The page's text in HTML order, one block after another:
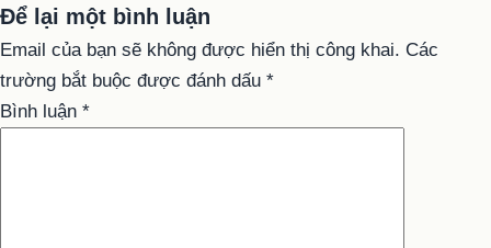
Để lại một bình luận
Email của bạn sẽ không được hiển thị công khai. Các
trường bắt buộc được đánh dấu *
Bình luận *